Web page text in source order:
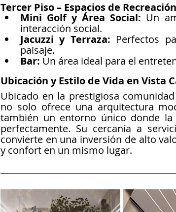
Tercer Piso – Espacios de
Mini Golf y Área Social: Un
interacción social.
Jacuzzi y Terraza: Perfectos
paisaje.
Bar: Un área ideal para el
Ubicación y Estilo de Vida en Vista
Ubicado en la prestigiosa
no solo ofrece una arquitectura
también un entorno único donde
perfectamente. Su cercanía a
convierte en una inversión de alto
y confort en un mismo lugar.